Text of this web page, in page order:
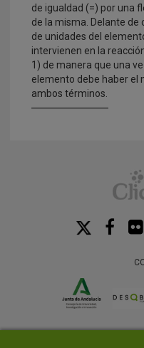
de igualdad (=) por una
de la misma. Delante
de unidades del
intervienen en la
1) de manera que una
elemento debe haber el
ambos términos.